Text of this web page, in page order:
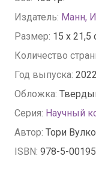
Издатель: Манн,
Размер: 15 x 21,5
Количество
Год выпуска: 2022
Обложка:
Серия: Научный
Автор: Тори
ISBN: 978-5-